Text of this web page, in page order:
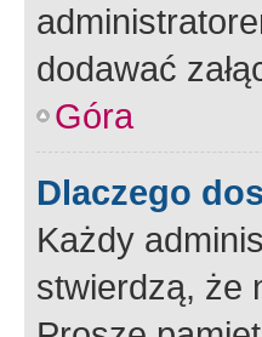
dodawać
Góra
Dlaczego
Każdy
stwierdzą, że